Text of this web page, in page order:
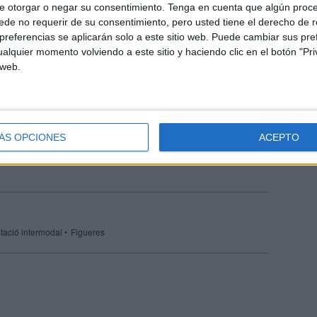
otorgar o negar su consentimiento. Tenga en cuenta que algún
no requerir de su consentimiento, pero usted tiene el derecho de
se aplicarán solo a este sitio web. Puede cambiar sus
momento volviendo a este sitio y haciendo clic en el botón
OPCIONES ACEPTO
de via internacionala laterminal
diu que no només permetrà
i elpolígon de Vilamalla, sinó dels
a Figueres
intermodal Figueres